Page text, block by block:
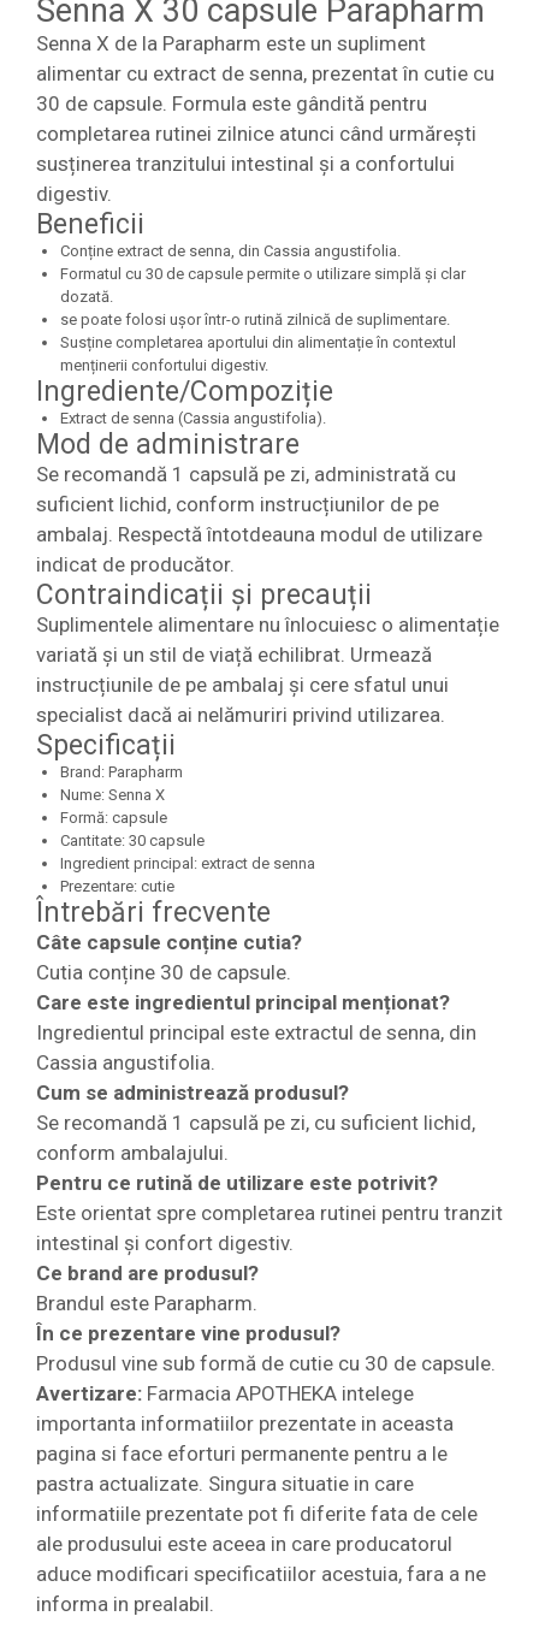
Senna X 30 capsule Parapharm
Senna X de la Parapharm este un supliment
alimentar cu extract de senna, prezentat în cutie cu
30 de capsule. Formula este gândită pentru
completarea rutinei zilnice atunci când urmărești
susținerea tranzitului intestinal și a confortului
digestiv.
Beneficii
Conține extract de senna, din Cassia angustifolia.
Formatul cu 30 de capsule permite o utilizare simplă și clar
dozată.
se poate folosi ușor într-o rutină zilnică de suplimentare.
Susține completarea aportului din alimentație în contextul
menținerii confortului digestiv.
Ingrediente/Compoziție
Extract de senna (Cassia angustifolia).
Mod de administrare
Se recomandă 1 capsulă pe zi, administrată cu
suficient lichid, conform instrucțiunilor de pe
ambalaj. Respectă întotdeauna modul de utilizare
indicat de producător.
Contraindicații și precauții
Suplimentele alimentare nu înlocuiesc o alimentație
variată și un stil de viață echilibrat. Urmează
instrucțiunile de pe ambalaj și cere sfatul unui
specialist dacă ai nelămuriri privind utilizarea.
Specificații
Brand: Parapharm
Nume: Senna X
Formă: capsule
Cantitate: 30 capsule
Ingredient principal: extract de senna
Prezentare: cutie
Întrebări frecvente
Câte capsule conține cutia?
Cutia conține 30 de capsule.
Care este ingredientul principal menționat?
Ingredientul principal este extractul de senna, din
Cassia angustifolia.
Cum se administrează produsul?
Se recomandă 1 capsulă pe zi, cu suficient lichid,
conform ambalajului.
Pentru ce rutină de utilizare este potrivit?
Este orientat spre completarea rutinei pentru tranzit
intestinal și confort digestiv.
Ce brand are produsul?
Brandul este Parapharm.
În ce prezentare vine produsul?
Produsul vine sub formă de cutie cu 30 de capsule.
Avertizare: Farmacia APOTHEKA intelege
importanta informatiilor prezentate in aceasta
pagina si face eforturi permanente pentru a le
pastra actualizate. Singura situatie in care
informatiile prezentate pot fi diferite fata de cele
ale produsului este aceea in care producatorul
aduce modificari specificatiilor acestuia, fara a ne
informa in prealabil.